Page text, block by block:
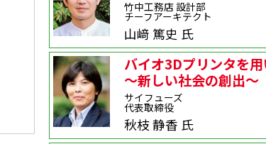
竹中工務店 設計部
チーフアーキテクト
山﨑 篤史 氏
バイオ3Dプリンタを
～新しい社会の創出～
サイフューズ
代表取締役
秋枝 静香 氏